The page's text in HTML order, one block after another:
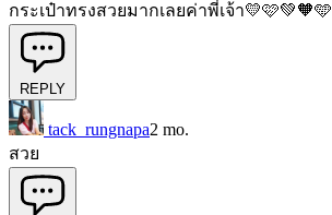
กระเป๋าทรงสวยมากเลยค่าพี่เจ้า💛🩷💚🧡🩵
REPLY
tack_rungnapa2 mo.
สวย